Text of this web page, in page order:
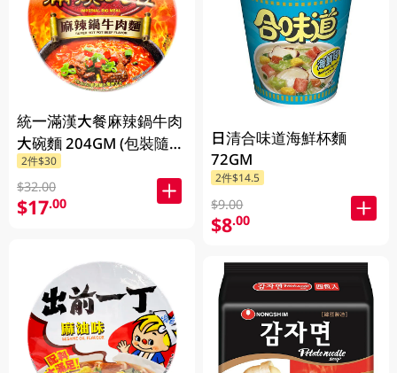
統一滿漢大餐麻辣鍋牛肉
大碗麵 204GM (包裝隨機
發放)
2件$30
$32.00
$17.00
日清合味道海鮮杯麵
72GM
2件$14.5
$9.00
$8.00